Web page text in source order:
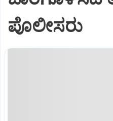
ಪೊಲೀಸರು